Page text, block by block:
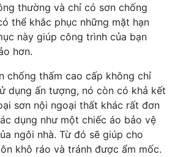
thường và chỉ có sơn chống
thể khắc phục những mặt hạn
này giúp công trình của bạn
hơn.
chống thấm cao cấp không chỉ
dụng ấn tượng, nó còn có khả kết
sơn nội ngoại thất khác rất đơn
dụng như một chiếc áo bảo vệ
ngôi nhà. Từ đó sẽ giúp cho
khô ráo và tránh được ẩm mốc.